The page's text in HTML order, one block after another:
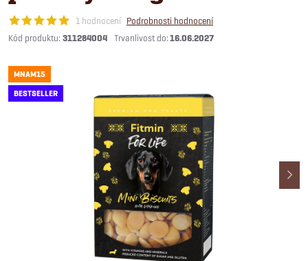
1 hodnocení Podrobnosti hodnocení
Kód produktu: 311284004 16.06.2027
MNAM15
BESTSELLER